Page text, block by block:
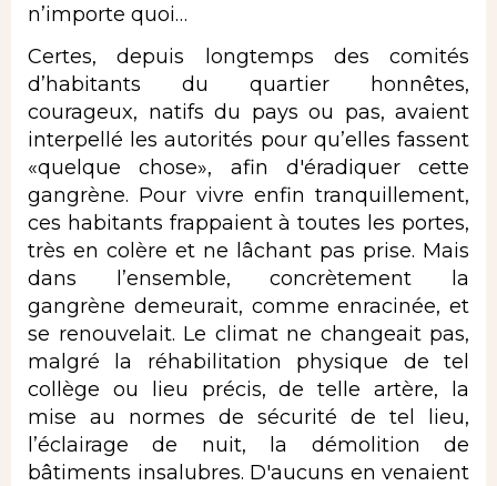
n’importe quoi…
Certes, depuis longtemps des comités
d’habitants du quartier honnêtes,
courageux, natifs du pays ou pas, avaient
interpellé les autorités pour qu’elles fassent
«quelque chose», afin d'éradiquer cette
gangrène. Pour vivre enfin tranquillement,
ces habitants frappaient à toutes les portes,
très en colère et ne lâchant pas prise. Mais
dans l’ensemble, concrètement la
gangrène demeurait, comme enracinée, et
se renouvelait. Le climat ne changeait pas,
malgré la réhabilitation physique de tel
collège ou lieu précis, de telle artère, la
mise au normes de sécurité de tel lieu,
l’éclairage de nuit, la démolition de
bâtiments insalubres. D'aucuns en venaient